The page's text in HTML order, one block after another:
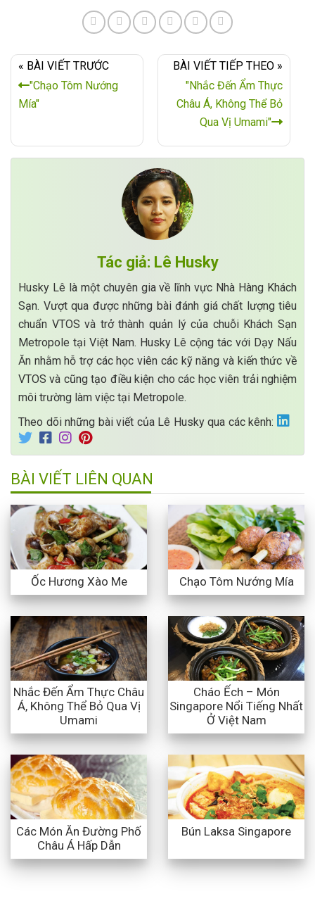
« BÀI VIẾT TRƯỚC
"Chạo Tôm Nướng
Mía"
BÀI VIẾT TIẾP THEO »
"Nhắc Đến Ẩm Thực
Châu Á, Không Thể Bỏ
Qua Vị Umami"
Tác giả: Lê Husky
Husky Lê là một chuyên gia về lĩnh vực Nhà Hàng Khách
Sạn. Vượt qua được những bài đánh giá chất lượng tiêu
chuẩn VTOS và trở thành quản lý của chuỗi Khách Sạn
Metropole tại Việt Nam. Husky Lê cộng tác với Dạy Nấu
Ăn nhằm hỗ trợ các học viên các kỹ năng và kiến thức về
VTOS và cũng tạo điều kiện cho các học viên trải nghiệm
môi trường làm việc tại Metropole.
Theo dõi những bài viết của Lê Husky qua các kênh:
BÀI VIẾT LIÊN QUAN
Ốc Hương Xào Me Chạo Tôm Nướng Mía
Nhắc Đến Ẩm Thực Châu
Á, Không Thể Bỏ Qua Vị
Umami
Cháo Ếch – Món
Singapore Nổi Tiếng Nhất
Ở Việt Nam
Các Món Ăn Đường Phố
Châu Á Hấp Dẫn
Bún Laksa Singapore